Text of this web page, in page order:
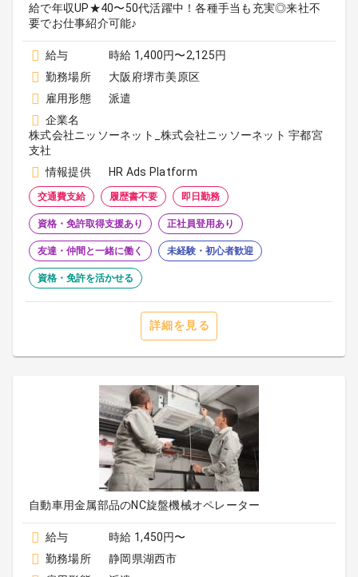
給で年収UP★40〜50代活躍中！各種手当も充実◎来社不
要でお仕事紹介可能♪
給与
時給 1,400円〜2,125円
勤務場所
大阪府堺市美原区
雇用形態
派遣
企業名
株式会社ニッソーネット_株式会社ニッソーネット 宇都宮
支社
情報提供
HR Ads Platform
交通費支給 履歴書不要 即日勤務
資格・免許取得支援あり 正社員登用あり
友達・仲間と一緒に働く 未経験・初心者歓迎
資格・免許を活かせる
詳細を見る
自動車用金属部品のNC旋盤機械オペレーター
給与
時給 1,450円〜
勤務場所
静岡県湖西市